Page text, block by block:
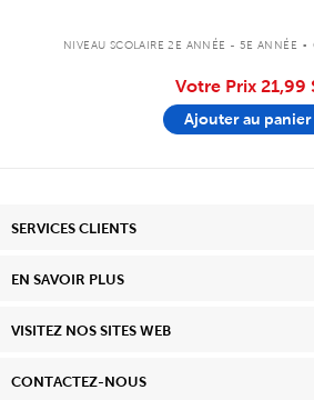
NIVEAU SCOLAIRE 2E ANNÉE - 5E ANNÉE .
Votre Prix 21,99
Ajouter au panier
SERVICES CLIENTS
EN SAVOIR PLUS
VISITEZ NOS SITES WEB
CONTACTEZ-NOUS